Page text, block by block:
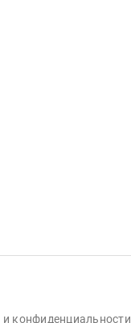
и конфиденциальности